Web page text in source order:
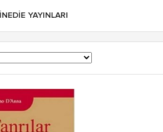
YAYINLARI